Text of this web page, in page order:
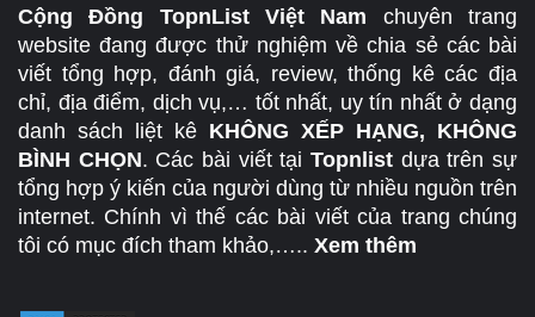
Cộng Đồng TopnList Việt Nam chuyên trang
website đang được thử nghiệm về chia sẻ các bài
viết tổng hợp, đánh giá, review, thống kê các địa
chỉ, địa điểm, dịch vụ,… tốt nhất, uy tín nhất ở dạng
danh sách liệt kê KHÔNG XẾP HẠNG, KHÔNG
BÌNH CHỌN. Các bài viết tạiTopnlist dựa trên sự
tổng hợp ý kiến của người dùng từ nhiều nguồn trên
internet. Chính vì thế các bài viết của trang chúng
tôi có mục đích tham khảo,….. Xem thêm